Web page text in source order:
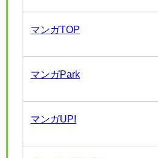
マンガTOP
マンガPark
マンガUP!